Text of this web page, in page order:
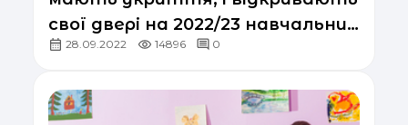
свої двері на 2022/23 навчальний
рік28.09.2022 14896 0